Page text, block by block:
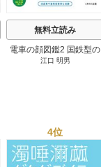
無料立読み
電車の顔図鑑2 国鉄型の
鉄道車両 1巻
江口 明男
4位